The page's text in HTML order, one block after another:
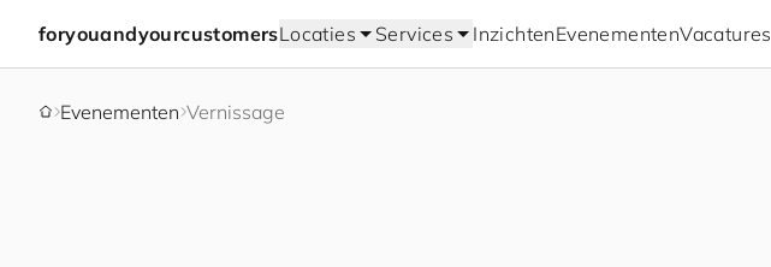
foryouandyourcustomersLocaties Services InzichtenEvenementenVacatures
Evenementen Vernissage